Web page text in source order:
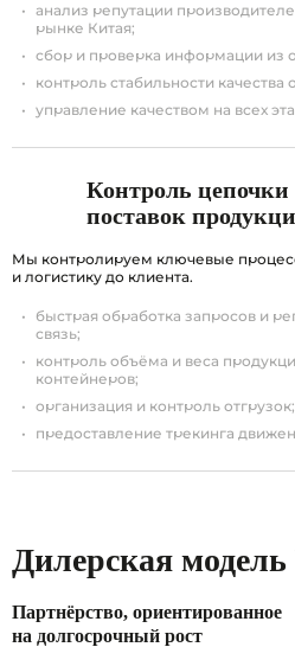
анализ репутации
рынке Китая;
сбор и проверка информации из
контроль стабильности качества
управление качеством на всех
Контроль цепочки
поставок
Мы контролируем ключевые
и логистику до клиента.
быстрая обработка запросов и
связь;
контроль объёма и веса
контейнеров;
организация и контроль отгрузок;
предоставление трекинга
Дилерская
Партнёрство, ориентированное
на долгосрочный рост